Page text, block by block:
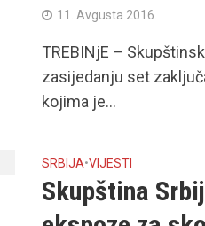
11. Avgusta 2016.
TREBINjE –
zasijedanju set
kojima je...
SRBIJA•VIJESTI
Skupština